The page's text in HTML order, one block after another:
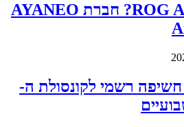
מתחרה ראוי ל- ROG Ally? חברת AYANEO
רשמי לקונסולת ה-